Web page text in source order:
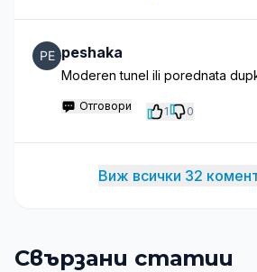
peshaka
Moderen tunel ili porednata
Отговори 1 0
Виж всички 32
Свързани статии